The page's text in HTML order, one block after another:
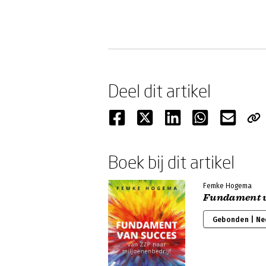
Deel dit artikel
Boek bij dit artikel
Femke Hogema
Fundament
Gebonden |